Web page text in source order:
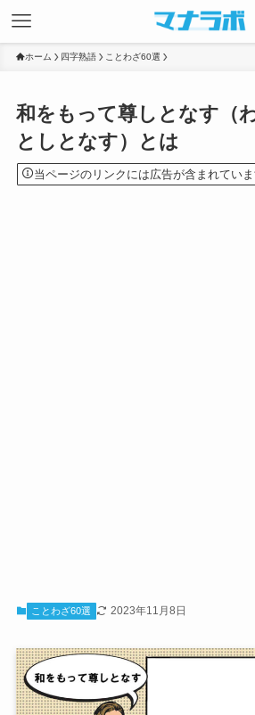
ホーム 四字熟語 ことわざ60選
和をもって尊しとなす（
としとなす）とは
当ページのリンクには広告が含まれていま
ことわざ60選 2023年11月8日